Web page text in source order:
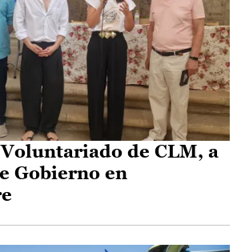
de CLM, a
Gobierno en